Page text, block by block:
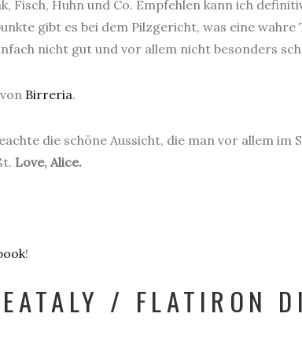
Fisch, Huhn und Co. Empfehlen kann ich
gibt es bei dem Pilzgericht, was eine wahre
nicht gut und vor allem nicht besonders
Birreria.
die schöne Aussicht, die man vor allem im
Love, Alice.
!
/ FLATIRON